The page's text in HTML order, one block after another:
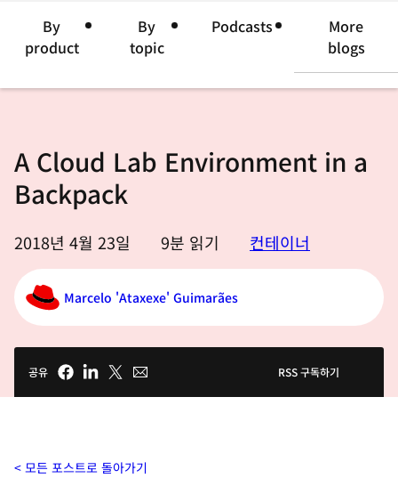
변
By
product
By
topic
Podcasts
More
blogs
A Cloud Lab Environment in a
Backpack
2018년 4월 23일 9분 읽기 컨테이너
Marcelo 'Ataxexe' Guimarães
공유 RSS 구독하기
모든 포스트로 돌아가기